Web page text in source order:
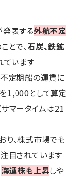
表する外航不定
とで、石炭、鉄鉱
ています
定期船の運賃に
1,000として算定
マータイムは21
り、株式市場でも
目されています
海運株も上昇しや